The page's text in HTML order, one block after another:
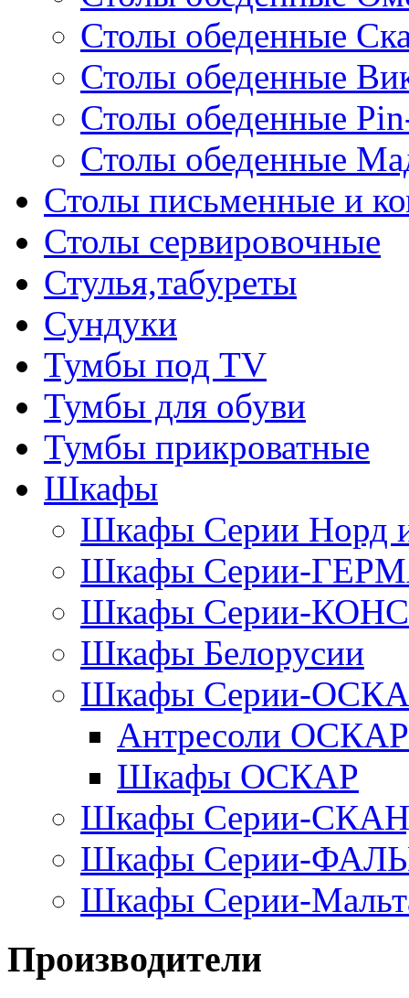
Столы обеденные
Столы обеденные
Столы обеденные
Столы обеденные
Столы письменные и
Столы сервировочные
Стулья,табуреты
Сундуки
Тумбы под TV
Тумбы для обуви
Тумбы прикроватные
Шкафы
Шкафы Серии
Шкафы Серии-
Шкафы Серии-
Шкафы Белорусии
Шкафы Серии-
Антресоли ОСКАР
Шкафы ОСКАР
Шкафы Серии-
Шкафы Серии-
Шкафы Серии-
Производители